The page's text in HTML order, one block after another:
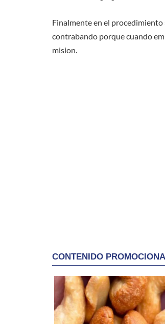
Finalmente en el
contrabando porque cuando
mision.